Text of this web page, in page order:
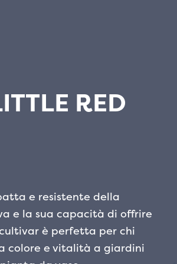
RED
e resistente della
e la sua capacità di offrire
è perfetta per chi
colore e vitalità a giardini